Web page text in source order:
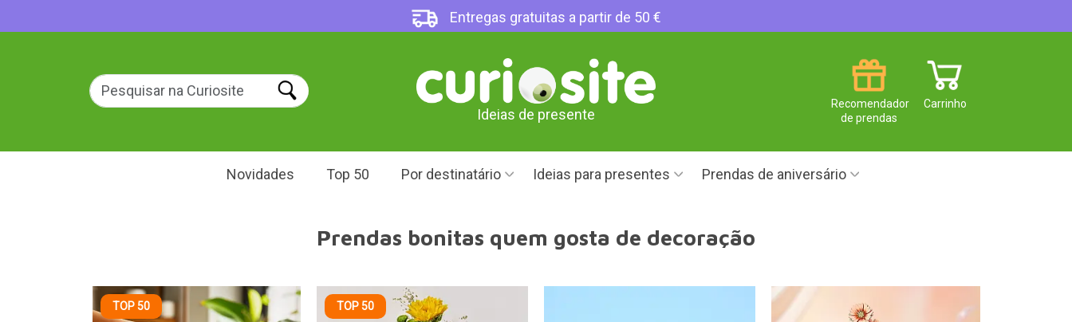
Entregas gratuitas a partir de 50 €
Ideias de presente
Carrinho
Recomendador
de prendas
Novidades Top 50 Por destinatário Ideias para presentes Prendas de aniversário
Prendas bonitas quem gosta de decoração
TOP 50 TOP 50